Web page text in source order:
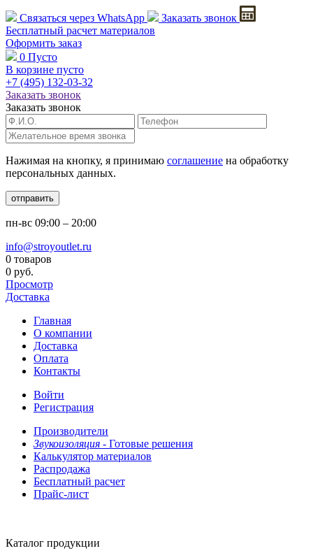
Связаться через WhatsApp
Заказать звонок
Бесплатный расчет материалов
Оформить заказ
0 Пусто
В корзине пусто
+7 (495) 132-03-32
Заказать звонок
Заказать звонок
Нажимая на кнопку, я принимаю соглашение на обработку
персональных данных.
отправить
пн-вс 09:00 – 20:00
info@stroyoutlet.ru
0 товаров
0 руб.
Просмотр
Доставка
Главная
О компании
Доставка
Оплата
Контакты
Войти
Регистрация
Производители
Звукоизоляция - Готовые решения
Калькулятор материалов
Распродажа
Бесплатный расчет
Прайс-лист
Каталог продукции